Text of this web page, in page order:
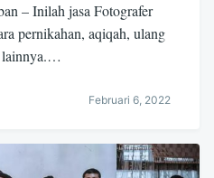
– Inilah jasa Fotografer
pernikahan, aqiqah, ulang
lainnya.…
Februari 6, 2022